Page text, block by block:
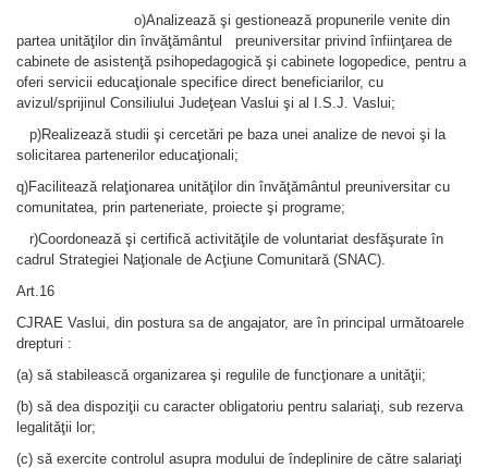
o)Analizează şi gestionează propunerile venite din
partea unităţilor din învăţământul preuniversitar privind înfiinţarea de
cabinete de asistenţă psihopedagogică şi cabinete logopedice, pentru a
oferi servicii educaţionale specifice direct beneficiarilor, cu
avizul/sprijinul Consiliului Judeţean Vaslui şi al I.S.J. Vaslui;
p)Realizează studii şi cercetări pe baza unei analize de nevoi şi la
solicitarea partenerilor educaţionali;
q)Facilitează relaţionarea unităţilor din învăţământul preuniversitar cu
comunitatea, prin parteneriate, proiecte şi programe;
r)Coordonează şi certifică activităţile de voluntariat desfăşurate în
cadrul Strategiei Naţionale de Acţiune Comunitară (SNAC).
Art.16
CJRAE Vaslui, din postura sa de angajator, are în principal urmǎtoarele
drepturi :
(a) sǎ stabileascǎ organizarea şi regulile de funcţionare a unitǎţii;
(b) sǎ dea dispoziţii cu caracter obligatoriu pentru salariaţi, sub rezerva
legalitǎţii lor;
(c) sǎ exercite controlul asupra modului de îndeplinire de cǎtre salariaţi